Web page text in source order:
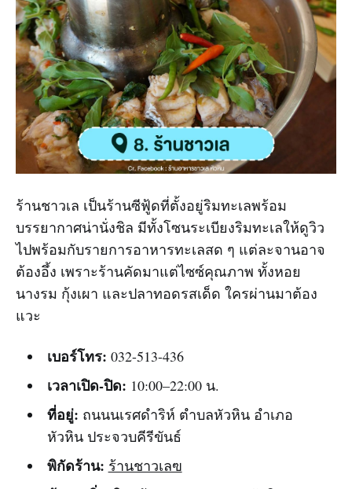
ร้านชาวเล เป็นร้านซีฟู้ดที่ตั้งอยู่ริมทะเลพร้อม
บรรยากาศน่านั่งชิล มีทั้งโซนระเบียงริมทะเลให้ดูวิว
ไปพร้อมกับรายการอาหารทะเลสด ๆ แต่ละจานอาจ
ต้องอึ้ง เพราะร้านคัดมาแต่ไซซ์คุณภาพ ทั้งหอย
นางรม กุ้งเผา และปลาทอดรสเด็ด ใครผ่านมาต้อง
แวะ
เบอร์โทร: 032-513-436
เวลาเปิด-ปิด: 10:00–22:00 น.
ที่อยู่: ถนนนเรศดำริห์ ตำบลหัวหิน อำเภอ
หัวหิน ประจวบคีรีขันธ์
พิกัดร้าน: ร้านชาวเลฃ